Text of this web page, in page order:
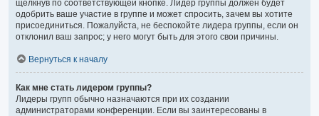
щёлкнув по соответствующей кнопке. Лидер группы должен будет
одобрить ваше участие в группе и может спросить, зачем вы хотите
присоединиться. Пожалуйста, не беспокойте лидера группы, если он
отклонил ваш запрос; у него могут быть для этого свои причины.
Вернуться к началу
Как мне стать лидером группы?
Лидеры групп обычно назначаются при их создании
администраторами конференции. Если вы заинтересованы в